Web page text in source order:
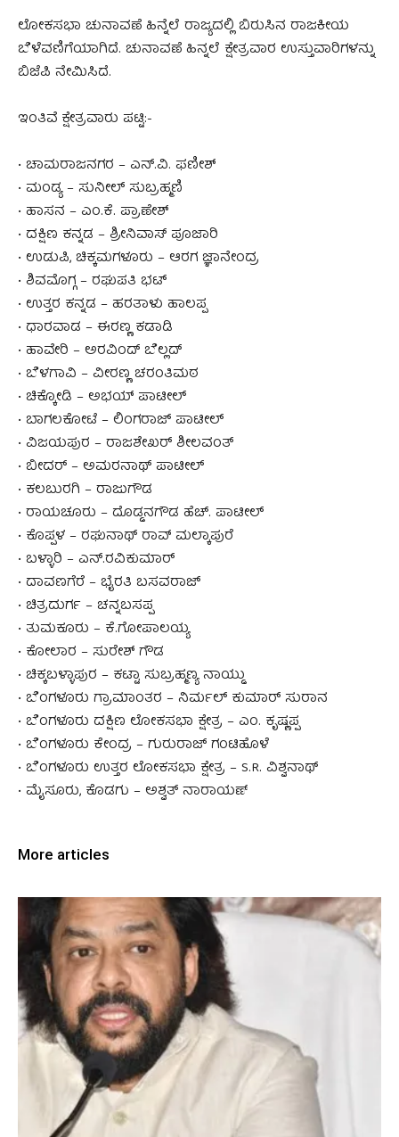
ಲೋಕಸಭಾ ಚುನಾವಣೆ ಹಿನ್ನೆಲೆ ರಾಜ್ಯದಲ್ಲಿ ಬಿರುಸಿನ ರಾಜಕೀಯ
ಬೆಳೆವಣಿಗೆಯಾಗಿದೆ. ಚುನಾವಣೆ ಹಿನ್ನಲೆ ಕ್ಷೇತ್ರವಾರ ಉಸ್ತುವಾರಿಗಳನ್ನು
ಬಿಜೆಪಿ ನೇಮಿಸಿದೆ.
ಇಂತಿವೆ ಕ್ಷೇತ್ರವಾರು ಪಟ್ಟಿ:-
• ಚಾಮರಾಜನಗರ – ಎನ್.ವಿ. ಫಣೀಶ್
• ಮಂಡ್ಯ – ಸುನೀಲ್ ಸುಬ್ರಹ್ಮಣಿ
• ಹಾಸನ – ಎಂ.ಕೆ. ಪ್ರಾಣೇಶ್
• ದಕ್ಷಿಣ ಕನ್ನಡ – ಶ್ರೀನಿವಾಸ್ ಪೂಜಾರಿ
• ಉಡುಪಿ, ಚಿಕ್ಕಮಗಳೂರು – ಆರಗ ಜ್ಞಾನೇಂದ್ರ
• ಶಿವಮೊಗ್ಗ – ರಘುಪತಿ ಭಟ್
• ಉತ್ತರ ಕನ್ನಡ – ಹರತಾಳು ಹಾಲಪ್ಪ
• ಧಾರವಾಡ – ಈರಣ್ಣ ಕಡಾಡಿ
• ಹಾವೇರಿ – ಅರವಿಂದ್ ಬೆಲ್ಲದ್
• ಬೆಳಗಾವಿ – ವೀರಣ್ಣ ಚರಂತಿಮಠ
• ಚಿಕ್ಕೋಡಿ – ಅಭಯ್ ಪಾಟೀಲ್
• ಬಾಗಲಕೋಟೆ – ಲಿಂಗರಾಜ್ ಪಾಟೀಲ್
• ವಿಜಯಪುರ – ರಾಜಶೇಖರ್ ಶೀಲವಂತ್
• ಬೀದರ್ – ಅಮರನಾಥ್ ಪಾಟೀಲ್
• ಕಲಬುರಗಿ – ರಾಜುಗೌಡ
• ರಾಯಚೂರು – ದೊಡ್ಡನಗೌಡ ಹೆಚ್. ಪಾಟೀಲ್
• ಕೊಪ್ಪಳ – ರಘುನಾಥ್ ರಾವ್ ಮಲ್ಕಾಪುರೆ
• ಬಳ್ಳಾರಿ – ಎನ್.ರವಿಕುಮಾರ್
• ದಾವಣಗೆರೆ – ಭೈರತಿ ಬಸವರಾಜ್
• ಚಿತ್ರದುರ್ಗ – ಚನ್ನಬಸಪ್ಪ
• ತುಮಕೂರು – ಕೆ.ಗೋಪಾಲಯ್ಯ
• ಕೋಲಾರ – ಸುರೇಶ್ ಗೌಡ
• ಚಿಕ್ಕಬಳ್ಳಾಪುರ – ಕಟ್ಟಾ ಸುಬ್ರಹ್ಮಣ್ಯ ನಾಯ್ಡು
• ಬೆಂಗಳೂರು ಗ್ರಾಮಾಂತರ – ನಿರ್ಮಲ್ ಕುಮಾರ್ ಸುರಾನ
• ಬೆಂಗಳೂರು ದಕ್ಷಿಣ ಲೋಕಸಭಾ ಕ್ಷೇತ್ರ – ಎಂ. ಕೃಷ್ಣಪ್ಪ
• ಬೆಂಗಳೂರು ಕೇಂದ್ರ – ಗುರುರಾಜ್ ಗಂಟಿಹೊಳೆ
• ಬೆಂಗಳೂರು ಉತ್ತರ ಲೋಕಸಭಾ ಕ್ಷೇತ್ರ – S.R. ವಿಶ್ವನಾಥ್
• ಮೈಸೂರು, ಕೊಡಗು – ಅಶ್ವತ್‌ ನಾರಾಯಣ್
More articles